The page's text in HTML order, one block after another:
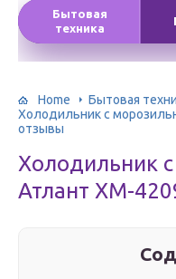
Бытовая
техника
Home
Бытовая
Холодильник с
отзывы
Холодильник
Атлант ХМ-